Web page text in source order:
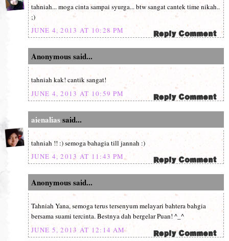
tahniah... moga cinta sampai syurga... btw sangat cantek time nikah..
;)
JUNE 4, 2013 AT 10:28 PM
Anonymous said...
tahniah kak! cantik sangat!
JUNE 4, 2013 AT 10:59 PM
aienaliassaid...
tahniah !! :) semoga bahagia till jannah :)
JUNE 4, 2013 AT 11:43 PM
Anonymous said...
Tahniah Yana, semoga terus tersenyum melayari bahtera bahgia
bersama suami tercinta. Bestnya dah bergelar Puan! ^_^
JUNE 5, 2013 AT 12:14 AM